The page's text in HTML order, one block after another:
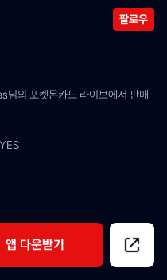
팔로우
의 포켓몬카드 라이브에서 판매
앱 다운받기